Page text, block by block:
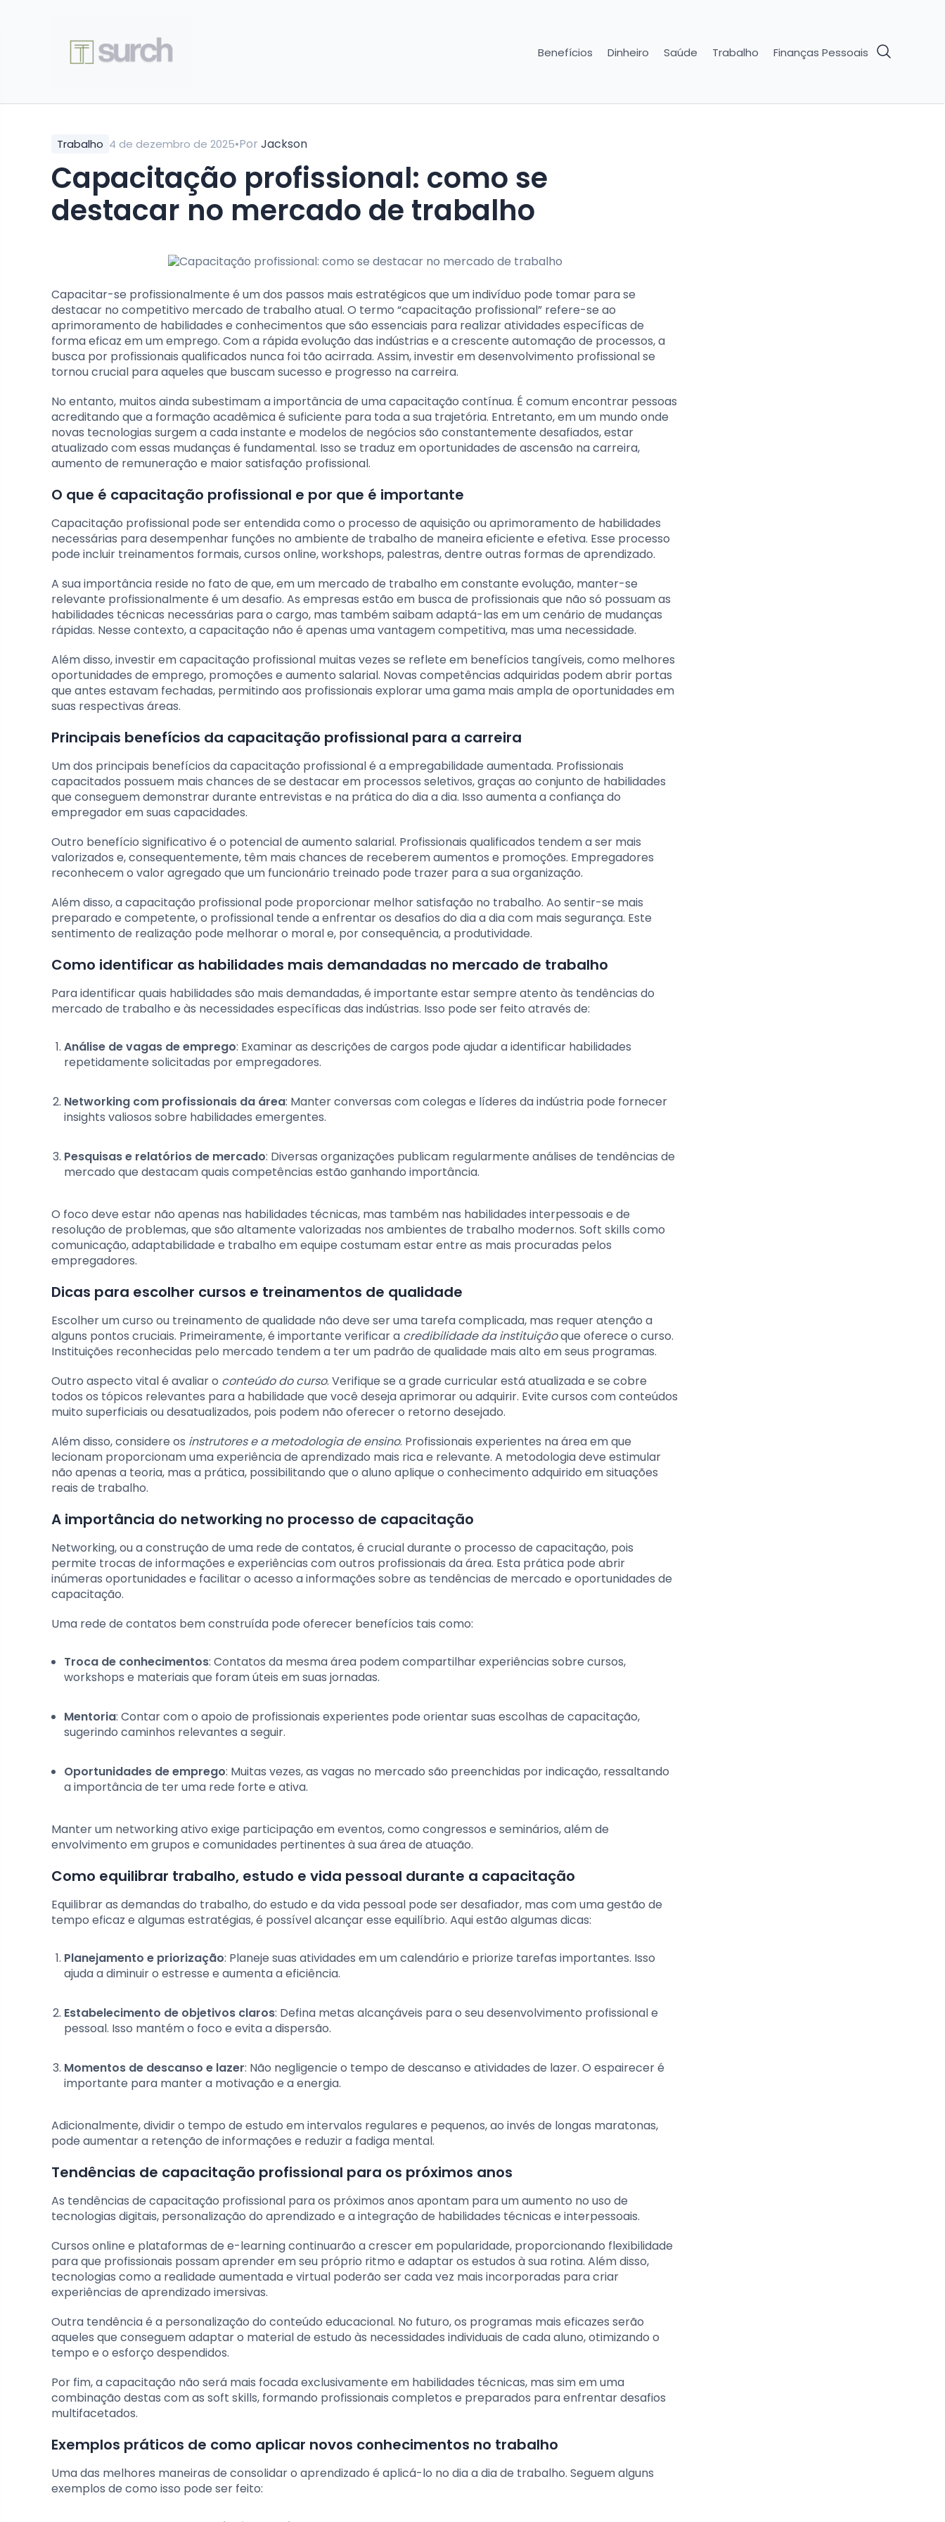
Benefícios Dinheiro Saúde Trabalho Finanças Pessoais
Trabalho 4 de dezembro de 2025•Por Jackson
Capacitação profissional: como se
destacar no mercado de trabalho
Capacitar-se profissionalmente é um dos passos mais estratégicos que um indivíduo pode tomar para se
destacar no competitivo mercado de trabalho atual. O termo “capacitação profissional” refere-se ao
aprimoramento de habilidades e conhecimentos que são essenciais para realizar atividades específicas de
forma eficaz em um emprego. Com a rápida evolução das indústrias e a crescente automação de processos, a
busca por profissionais qualificados nunca foi tão acirrada. Assim, investir em desenvolvimento profissional se
tornou crucial para aqueles que buscam sucesso e progresso na carreira.
No entanto, muitos ainda subestimam a importância de uma capacitação contínua. É comum encontrar pessoas
acreditando que a formação acadêmica é suficiente para toda a sua trajetória. Entretanto, em um mundo onde
novas tecnologias surgem a cada instante e modelos de negócios são constantemente desafiados, estar
atualizado com essas mudanças é fundamental. Isso se traduz em oportunidades de ascensão na carreira,
aumento de remuneração e maior satisfação profissional.
O que é capacitação profissional e por que é importante
Capacitação profissional pode ser entendida como o processo de aquisição ou aprimoramento de habilidades
necessárias para desempenhar funções no ambiente de trabalho de maneira eficiente e efetiva. Esse processo
pode incluir treinamentos formais, cursos online, workshops, palestras, dentre outras formas de aprendizado.
A sua importância reside no fato de que, em um mercado de trabalho em constante evolução, manter-se
relevante profissionalmente é um desafio. As empresas estão em busca de profissionais que não só possuam as
habilidades técnicas necessárias para o cargo, mas também saibam adaptá-las em um cenário de mudanças
rápidas. Nesse contexto, a capacitação não é apenas uma vantagem competitiva, mas uma necessidade.
Além disso, investir em capacitação profissional muitas vezes se reflete em benefícios tangíveis, como melhores
oportunidades de emprego, promoções e aumento salarial. Novas competências adquiridas podem abrir portas
que antes estavam fechadas, permitindo aos profissionais explorar uma gama mais ampla de oportunidades em
suas respectivas áreas.
Principais benefícios da capacitação profissional para a carreira
Um dos principais benefícios da capacitação profissional é a empregabilidade aumentada. Profissionais
capacitados possuem mais chances de se destacar em processos seletivos, graças ao conjunto de habilidades
que conseguem demonstrar durante entrevistas e na prática do dia a dia. Isso aumenta a confiança do
empregador em suas capacidades.
Outro benefício significativo é o potencial de aumento salarial. Profissionais qualificados tendem a ser mais
valorizados e, consequentemente, têm mais chances de receberem aumentos e promoções. Empregadores
reconhecem o valor agregado que um funcionário treinado pode trazer para a sua organização.
Além disso, a capacitação profissional pode proporcionar melhor satisfação no trabalho. Ao sentir-se mais
preparado e competente, o profissional tende a enfrentar os desafios do dia a dia com mais segurança. Este
sentimento de realização pode melhorar o moral e, por consequência, a produtividade.
Como identificar as habilidades mais demandadas no mercado de trabalho
Para identificar quais habilidades são mais demandadas, é importante estar sempre atento às tendências do
mercado de trabalho e às necessidades específicas das indústrias. Isso pode ser feito através de:
Análise de vagas de emprego: Examinar as descrições de cargos pode ajudar a identificar habilidades
repetidamente solicitadas por empregadores.
Networking com profissionais da área: Manter conversas com colegas e líderes da indústria pode fornecer
insights valiosos sobre habilidades emergentes.
Pesquisas e relatórios de mercado: Diversas organizações publicam regularmente análises de tendências de
mercado que destacam quais competências estão ganhando importância.
O foco deve estar não apenas nas habilidades técnicas, mas também nas habilidades interpessoais e de
resolução de problemas, que são altamente valorizadas nos ambientes de trabalho modernos. Soft skills como
comunicação, adaptabilidade e trabalho em equipe costumam estar entre as mais procuradas pelos
empregadores.
Dicas para escolher cursos e treinamentos de qualidade
Escolher um curso ou treinamento de qualidade não deve ser uma tarefa complicada, mas requer atenção a
alguns pontos cruciais. Primeiramente, é importante verificar a credibilidade da instituiçãoque oferece o curso.
Instituições reconhecidas pelo mercado tendem a ter um padrão de qualidade mais alto em seus programas.
Outro aspecto vital é avaliar o conteúdo do curso. Verifique se a grade curricular está atualizada e se cobre
todos os tópicos relevantes para a habilidade que você deseja aprimorar ou adquirir. Evite cursos com conteúdos
muito superficiais ou desatualizados, pois podem não oferecer o retorno desejado.
Além disso, considere os instrutores e a metodologia de ensino. Profissionais experientes na área em que
lecionam proporcionam uma experiência de aprendizado mais rica e relevante. A metodologia deve estimular
não apenas a teoria, mas a prática, possibilitando que o aluno aplique o conhecimento adquirido em situações
reais de trabalho.
A importância do networking no processo de capacitação
Networking, ou a construção de uma rede de contatos, é crucial durante o processo de capacitação, pois
permite trocas de informações e experiências com outros profissionais da área. Esta prática pode abrir
inúmeras oportunidades e facilitar o acesso a informações sobre as tendências de mercado e oportunidades de
capacitação.
Uma rede de contatos bem construída pode oferecer benefícios tais como:
Troca de conhecimentos: Contatos da mesma área podem compartilhar experiências sobre cursos,
workshops e materiais que foram úteis em suas jornadas.
Mentoria: Contar com o apoio de profissionais experientes pode orientar suas escolhas de capacitação,
sugerindo caminhos relevantes a seguir.
Oportunidades de emprego: Muitas vezes, as vagas no mercado são preenchidas por indicação, ressaltando
a importância de ter uma rede forte e ativa.
Manter um networking ativo exige participação em eventos, como congressos e seminários, além de
envolvimento em grupos e comunidades pertinentes à sua área de atuação.
Como equilibrar trabalho, estudo e vida pessoal durante a capacitação
Equilibrar as demandas do trabalho, do estudo e da vida pessoal pode ser desafiador, mas com uma gestão de
tempo eficaz e algumas estratégias, é possível alcançar esse equilíbrio. Aqui estão algumas dicas:
Planejamento e priorização: Planeje suas atividades em um calendário e priorize tarefas importantes. Isso
ajuda a diminuir o estresse e aumenta a eficiência.
Estabelecimento de objetivos claros: Defina metas alcançáveis para o seu desenvolvimento profissional e
pessoal. Isso mantém o foco e evita a dispersão.
Momentos de descanso e lazer: Não negligencie o tempo de descanso e atividades de lazer. O espairecer é
importante para manter a motivação e a energia.
Adicionalmente, dividir o tempo de estudo em intervalos regulares e pequenos, ao invés de longas maratonas,
pode aumentar a retenção de informações e reduzir a fadiga mental.
Tendências de capacitação profissional para os próximos anos
As tendências de capacitação profissional para os próximos anos apontam para um aumento no uso de
tecnologias digitais, personalização do aprendizado e a integração de habilidades técnicas e interpessoais.
Cursos online e plataformas de e-learning continuarão a crescer em popularidade, proporcionando flexibilidade
para que profissionais possam aprender em seu próprio ritmo e adaptar os estudos à sua rotina. Além disso,
tecnologias como a realidade aumentada e virtual poderão ser cada vez mais incorporadas para criar
experiências de aprendizado imersivas.
Outra tendência é a personalização do conteúdo educacional. No futuro, os programas mais eficazes serão
aqueles que conseguem adaptar o material de estudo às necessidades individuais de cada aluno, otimizando o
tempo e o esforço despendidos.
Por fim, a capacitação não será mais focada exclusivamente em habilidades técnicas, mas sim em uma
combinação destas com as soft skills, formando profissionais completos e preparados para enfrentar desafios
multifacetados.
Exemplos práticos de como aplicar novos conhecimentos no trabalho
Uma das melhores maneiras de consolidar o aprendizado é aplicá-lo no dia a dia de trabalho. Seguem alguns
exemplos de como isso pode ser feito: